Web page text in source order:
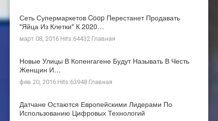
Сеть Супермаркетов Coop Перестанет Продавать
"яйца Из Клетки" К 2020…
март 08, 2016 Hits:64432 Главная
Новые Улицы В Копенгагене Будут Называть В Честь
Женщин И…
фев 20, 2016 Hits:63948 Главная
Датчане Остаются Европейскими Лидерами По
Использованию Цифровых Технологий